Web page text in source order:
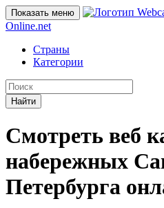
Показать меню
Online.net
Страны
Категории
Найти
Смотреть веб
набережных
Петербурга